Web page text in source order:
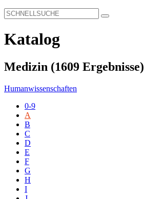
Katalog
Medizin (1609 Ergebnisse)
Humanwissenschaften
0-9
A
B
C
D
E
F
G
H
I